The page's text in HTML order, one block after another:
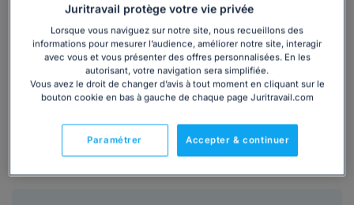
travail du salarié, ce modèle vous permet :
recueillir son consentement;
denotifierla sanction.
👉 Utilisez notremodèle de lettre de notification d’une
rétrogradation disciplinaire, à personnaliser à votre
Lire la suite
Juritravail protège votre vie privée
Lorsque vous naviguez sur notre site, nous recueillons des
informations pour mesurer l’audience, améliorer notre site, interagir
avec vous et vous présenter des offres personnalisées. En les
autorisant, votre navigation sera simplifiée.
Vous avez le droit de changer d’avis à tout moment en cliquant sur le
bouton cookie en bas à gauche de chaque page Juritravail.com
Accepter & continuer
Paramétrer